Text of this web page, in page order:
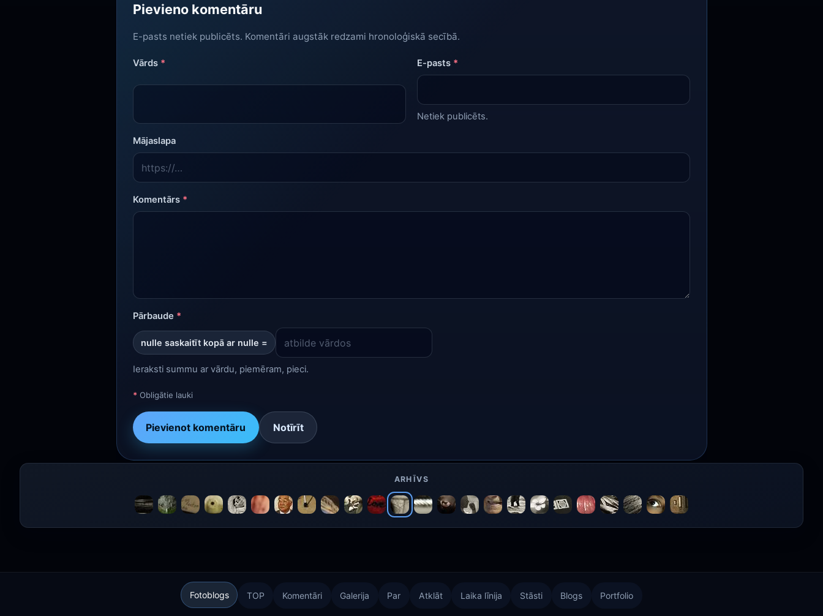
Pievieno komentāru
E-pasts netiek publicēts. Komentāri augstāk redzami hronoloģiskā secībā.
Vārds * E-pasts *
Netiek publicēts.
Mājaslapa
Komentārs *
Pārbaude *
nulle saskaitīt kopā ar nulle =
Ieraksti summu ar vārdu, piemēram, pieci.
*Obligātie lauki
Pievienot komentāru Notīrīt
ARHĪVS
Fotoblogs TOP Komentāri Galerija Par Atklāt Laika līnija Stāsti Blogs Portfolio